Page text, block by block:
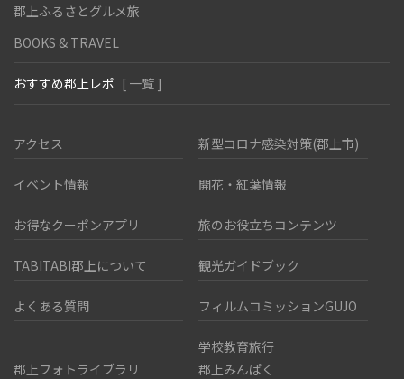
郡上ふるさとグルメ旅
BOOKS & TRAVEL
おすすめ郡上レポ [ 一覧 ]
アクセス 新型コロナ感染対策(郡上市)
イベント情報 開花・紅葉情報
お得なクーポンアプリ 旅のお役立ちコンテンツ
TABITABI郡上について 観光ガイドブック
よくある質問 フィルムコミッションGUJO
郡上フォトライブラリ
学校教育旅行
郡上みんぱく